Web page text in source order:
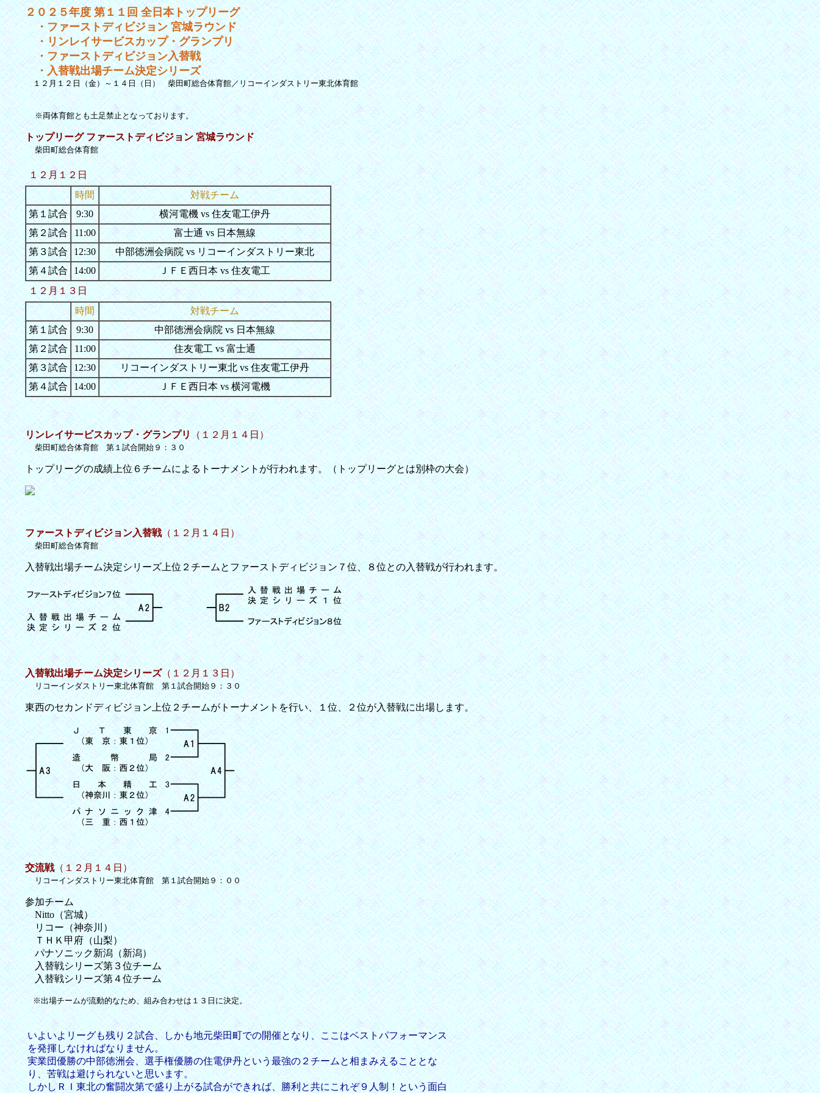
２０２５年度 第１１回 全日本トップリーグ
・ファーストディビジョン 宮城ラウンド
・リンレイサービスカップ・グランプリ
・ファーストディビジョン入替戦
・入替戦出場チーム決定シリーズ
１２月１２日（金）～１４日（日） 柴田町総合体育館／リコーインダストリー東北体育館
※両体育館とも土足禁止となっております。
トップリーグ ファーストディビジョン 宮城ラウンド
柴田町総合体育館
１２月１２日
時間
対戦チーム
第１試合
9:30
横河電機 vs 住友電工伊丹
第２試合
11:00
富士通 vs 日本無線
第３試合 12:30
中部徳洲会病院 vs リコーインダストリー東北
第４試合 14:00
ＪＦＥ西日本 vs 住友電工
１２月１３日
時間
対戦チーム
第１試合
9:30
中部徳洲会病院 vs 日本無線
第２試合
11:00
住友電工 vs 富士通
第３試合 12:30
リコーインダストリー東北 vs 住友電工伊丹
第４試合 14:00 ＪＦＥ西日本 vs 横河電機
リンレイサービスカップ・グランプリ（１２月１４日）
柴田町総合体育館 第１試合開始９：３０
トップリーグの成績上位６チームによるトーナメントが行われます。（トップリーグとは別枠の大会）
ファーストディビジョン入替戦（１２月１４日）
柴田町総合体育館
入替戦出場チーム決定シリーズ上位２チームとファーストディビジョン７位、８位との入替戦が行われます。
入替戦出場チーム決定シリーズ（１２月１３日）
リコーインダストリー東北体育館 第１試合開始９：３０
東西のセカンドディビジョン上位２チームがトーナメントを行い、１位、２位が入替戦に出場します。
交流戦（１２月１４日）
リコーインダストリー東北体育館 第１試合開始９：００
参加チーム
Nitto（宮城）
リコー（神奈川）
ＴＨＫ甲府（山梨）
パナソニック新潟（新潟）
入替戦シリーズ第３位チーム
入替戦シリーズ第４位チーム
※出場チームが流動的なため、組み合わせは１３日に決定。
いよいよリーグも残り２試合、しかも地元柴田町での開催となり、ここはベストパフォーマンス
を発揮しなければなりません。
実業団優勝の中部徳洲会、選手権優勝の住電伊丹という最強の２チームと相まみえることとな
り、苦戦は避けられないと思います。
しかしＲＩ東北の奮闘次第で盛り上がる試合ができれば、勝利と共にこれぞ９人制！という面白